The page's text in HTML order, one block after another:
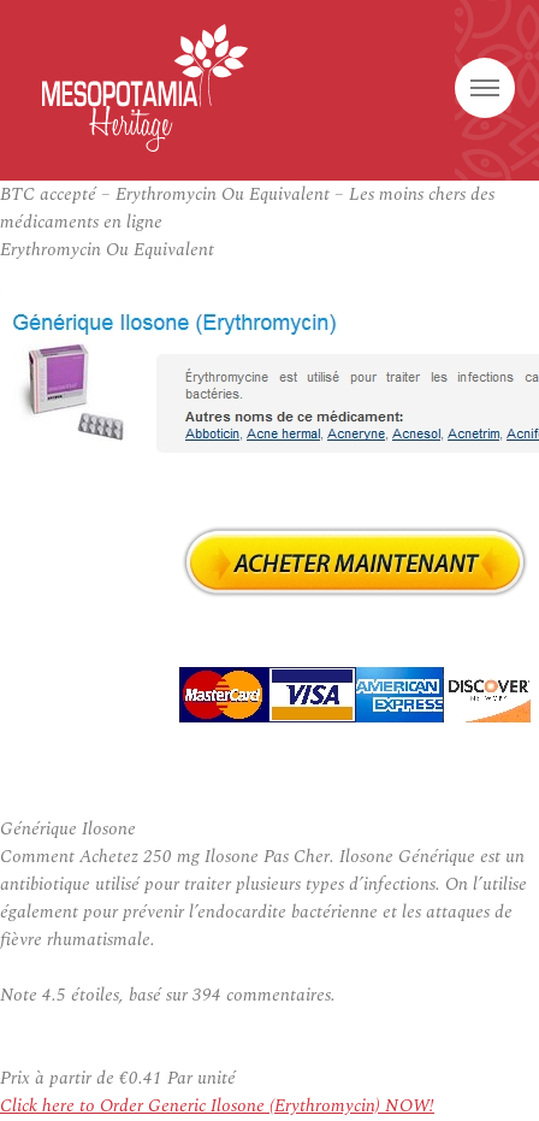
BTC accepté – Erythromycin Ou Equivalent – Les moins chers des
médicaments en ligne
Erythromycin Ou Equivalent
Générique Ilosone
Comment Achetez 250 mg Ilosone Pas Cher. Ilosone Générique est un
antibiotique utilisé pour traiter plusieurs types d’infections. On l’utilise
également pour prévenir l’endocardite bactérienne et les attaques de
fièvre rhumatismale.
Note 4.5 étoiles, basé sur394 commentaires.
Prix à partir de €0.41 Par unité
Click here to Order Generic Ilosone (Erythromycin) NOW!